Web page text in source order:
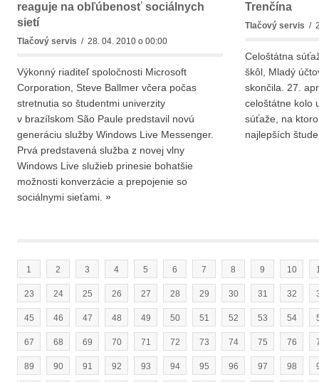
reaguje na obľúbenosť sociálnych
sietí
Tlačový servis / 28. 04. 2010 o 00:00
Výkonný riaditeľ spoločnosti Microsoft
Corporation, Steve Ballmer včera počas
stretnutia so študentmi univerzity
v brazílskom São Paule predstavil novú
generáciu služby Windows Live Messenger.
Prvá predstavená služba z novej vlny
Windows Live služieb prinesie bohatšie
možnosti konverzácie a prepojenie so
sociálnymi sieťami. »
Trenčína
Tlačový servis /
Celoštátna
škôl, Mladý
skončila. 27.
celoštátne kolo
súťaže, na
najlepších
1 2 3 4 5 6 7 8 9 10
23 24 25 26 27 28 29 30 31 32
45 46 47 48 49 50 51 52 53 54
67 68 69 70 71 72 73 74 75 76
89 90 91 92 93 94 95 96 97 98